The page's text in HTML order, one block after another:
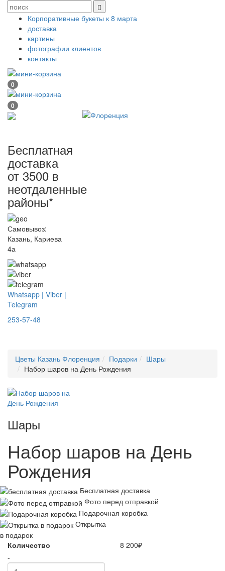
Корпоративные букеты к 8 марта
доставка
картины
фотографии клиентов
контакты
0
0
Бесплатная
доставка
от 3500 в
неотдаленные
районы*
Самовывоз:
Казань, Кариева
4а
Whatsapp | Viber |
Telegram
253-57-48
Цветы Казань Флоренция Подарки
Шары
Набор шаров на День Рождения
Шары
Набор шаров на День
Рождения
Бесплатная доставка
Фото перед отправкой
Подарочная коробка
Открытка
в подарок
Количество
-
8 200₽